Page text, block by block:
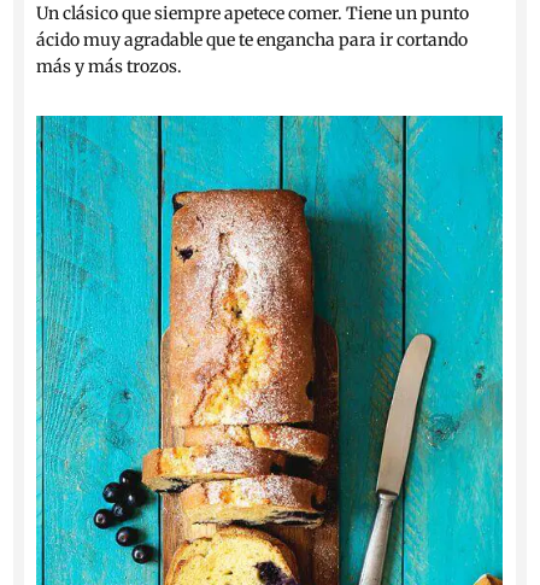
Un clásico que siempre apetece comer. Tiene un punto
ácido muy agradable que te engancha para ir cortando
más y más trozos.